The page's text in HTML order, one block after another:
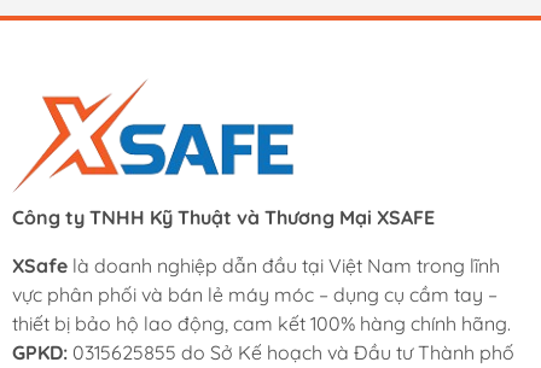
Công ty TNHH Kỹ Thuật và Thương Mại XSAFE
XSafe là doanh nghiệp dẫn đầu tại Việt Nam trong lĩnh
vực phân phối và bán lẻ máy móc – dụng cụ cầm tay –
thiết bị bảo hộ lao động, cam kết 100% hàng chính hãng.
GPKD: 0315625855 do Sở Kế hoạch và Đầu tư Thành phố